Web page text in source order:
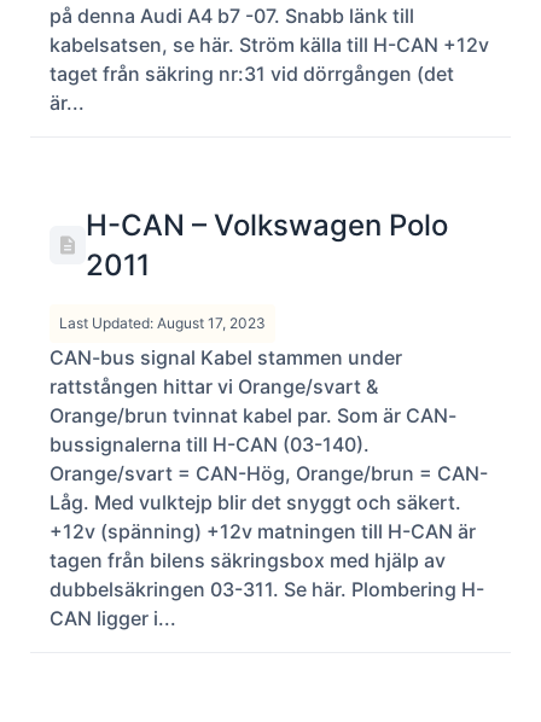
på denna Audi A4 b7 -07. Snabb länk till
kabelsatsen, se här. Ström källa till H-CAN +12v
taget från säkring nr:31 vid dörrgången (det
är...
H-CAN – Volkswagen Polo
2011
Last Updated: August 17, 2023
CAN-bus signal Kabel stammen under
rattstången hittar vi Orange/svart &
Orange/brun tvinnat kabel par. Som är CAN-
bussignalerna till H-CAN (03-140).
Orange/svart = CAN-Hög, Orange/brun = CAN-
Låg. Med vulktejp blir det snyggt och säkert.
+12v (spänning) +12v matningen till H-CAN är
tagen från bilens säkringsbox med hjälp av
dubbelsäkringen 03-311. Se här. Plombering H-
CAN ligger i...